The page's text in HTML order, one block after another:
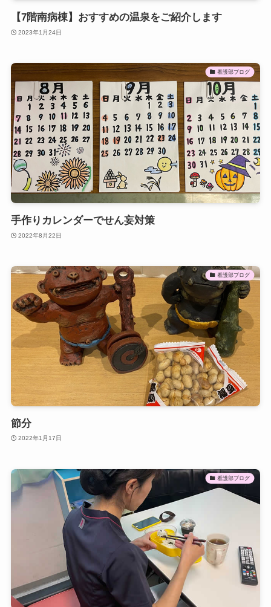
【7階南病棟】おすすめの温泉をご紹介します
2023年1月24日
看護部ブログ
手作りカレンダーでせん妄対策
2022年8月22日
看護部ブログ
節分
2022年1月17日
看護部ブログ